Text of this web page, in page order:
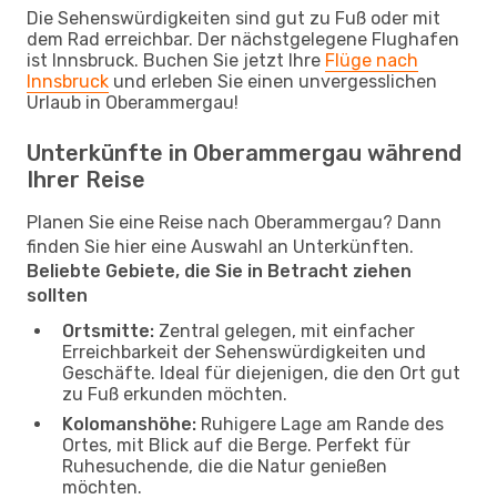
Die Sehenswürdigkeiten sind gut zu Fuß oder mit
dem Rad erreichbar. Der nächstgelegene Flughafen
ist Innsbruck. Buchen Sie jetzt Ihre Flüge nach
Innsbruck und erleben Sie einen unvergesslichen
Urlaub in Oberammergau!
Unterkünfte in Oberammergau während
Ihrer Reise
Planen Sie eine Reise nach Oberammergau? Dann
finden Sie hier eine Auswahl an Unterkünften.
Beliebte Gebiete, die Sie in Betracht ziehen
sollten
Ortsmitte: Zentral gelegen, mit einfacher
Erreichbarkeit der Sehenswürdigkeiten und
Geschäfte. Ideal für diejenigen, die den Ort gut
zu Fuß erkunden möchten.
Kolomanshöhe: Ruhigere Lage am Rande des
Ortes, mit Blick auf die Berge. Perfekt für
Ruhesuchende, die die Natur genießen
möchten.